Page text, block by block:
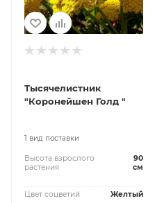
Тысячелистник
"Коронейшен Голд "
1 вид поставки
Высота взрослого
растения
90
см
Цвет соцветий Желтый